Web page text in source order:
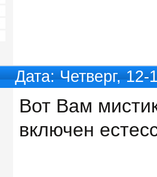
Дата: Четверг,
Вот Вам
включен